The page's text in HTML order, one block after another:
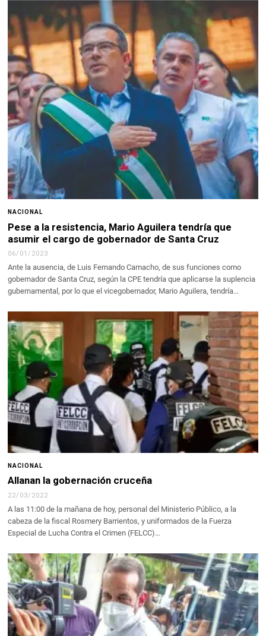
NACIONAL
Pese a la resistencia, Mario Aguilera tendría que
asumir el cargo de gobernador de Santa Cruz
06/01/2023
Ante la ausencia, de Luis Fernando Camacho, de sus funciones como
gobernador de Santa Cruz, según la CPE tendría que aplicarse la suplencia
gubernamental, por lo que el vicegobernador, Mario Aguilera, tendría…
NACIONAL
Allanan la gobernación cruceña
22/03/2022
A las 11:00 de la mañana de hoy, personal del Ministerio Público, a la
cabeza de la fiscal Rosmery Barrientos, y uniformados de la Fuerza
Especial de Lucha Contra el Crimen (FELCC)…